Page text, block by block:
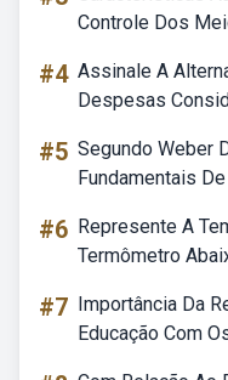
Controle Dos
#4 Assinale A
Despesas
#5 Segundo Weber
Fundamentais
#6 Represente A
Termômetro
#7 Importância Da
Educação Com